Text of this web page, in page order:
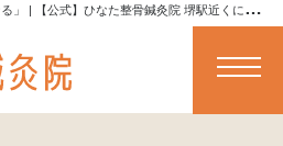
「
頭もカラダも使わないとダメになる」 | 【公式】ひなた整骨鍼灸院 堺駅近くにあるプロトレーナーによる全身ストレッチや施術が受けられる堺の整骨院です
メニュー